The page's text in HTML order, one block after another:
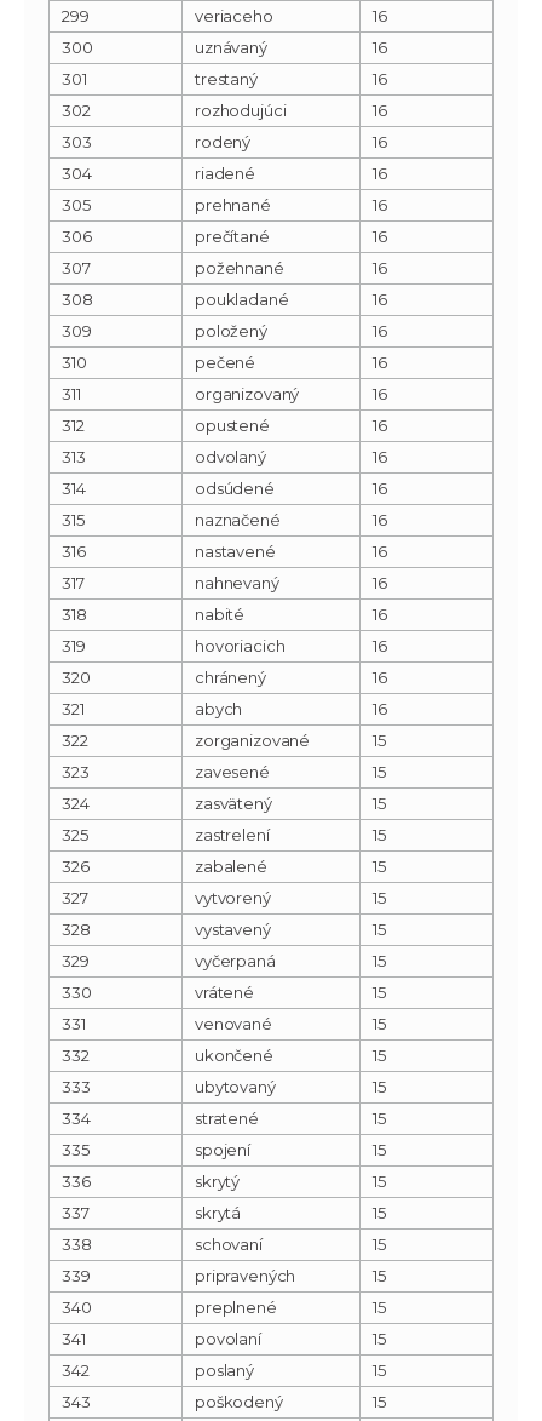
299 veriaceho
16
300
uznávaný
16
301
trestaný
16
302
rozhodujúci
16
303
rodený
16
304
riadené
16
305
prehnané
16
306
prečítané
16
307
požehnané
16
308
poukladané
16
309
položený
16
310
pečené
16
311
organizovaný
16
312
opustené
16
313
odvolaný
16
314
odsúdené
16
315
naznačené
16
316
nastavené
16
317
nahnevaný
16
318
nabité
16
319
hovoriacich
16
320
chránený
16
321
abych
16
322
zorganizované
15
323
zavesené
15
324
zasvätený
15
325
zastrelení
15
326
zabalené
15
327
vytvorený
15
328
vystavený
15
329
vyčerpaná
15
330
vrátené
15
331
venované
15
332
ukončené
15
333
ubytovaný
15
334
stratené
15
335
spojení
15
336
skrytý
15
337
skrytá
15
338
schovaní
15
339
pripravených
15
340
preplnené
15
341
povolaní
15
342
poslaný
15
343
poškodený
15